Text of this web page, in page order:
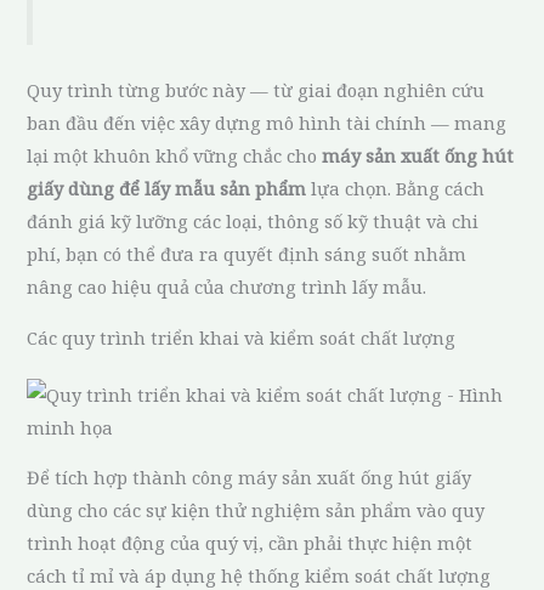
Quy trình từng bước này — từ giai đoạn nghiên cứu
ban đầu đến việc xây dựng mô hình tài chính — mang
lại một khuôn khổ vững chắc chomáy sản xuất ống hút
giấy dùng để lấy mẫu sản phẩm lựa chọn. Bằng cách
đánh giá kỹ lưỡng các loại, thông số kỹ thuật và chi
phí, bạn có thể đưa ra quyết định sáng suốt nhằm
nâng cao hiệu quả của chương trình lấy mẫu.
Các quy trình triển khai và kiểm soát chất lượng
Để tích hợp thành công máy sản xuất ống hút giấy
dùng cho các sự kiện thử nghiệm sản phẩm vào quy
trình hoạt động của quý vị, cần phải thực hiện một
cách tỉ mỉ và áp dụng hệ thống kiểm soát chất lượng